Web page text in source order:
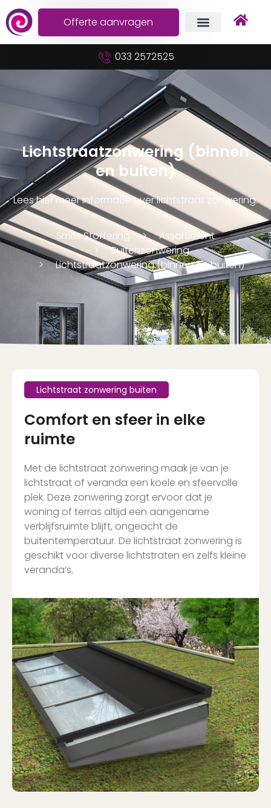
Offerte aanvragen
033 2572525
Lichtstraatzonwering (binnen
en buiten)
Lees hier meer informatie over lichtstraat zonwering.
Smits Stoffering
Assortiment
Buitenzonwering
Lichtstraatzonwering (binnen en buiten)
Lichtstraat zonwering buiten
Comfort en sfeer in elke
ruimte
Met de lichtstraat zonwering maak je van je
lichtstraat of veranda een koele en sfeervolle
plek. Deze zonwering zorgt ervoor dat je
woning of terras altijd een aangename
verblijfsruimte blijft, ongeacht de
buitentemperatuur. De lichtstraat zonwering is
geschikt voor diverse lichtstraten en zelfs kleine
veranda’s.